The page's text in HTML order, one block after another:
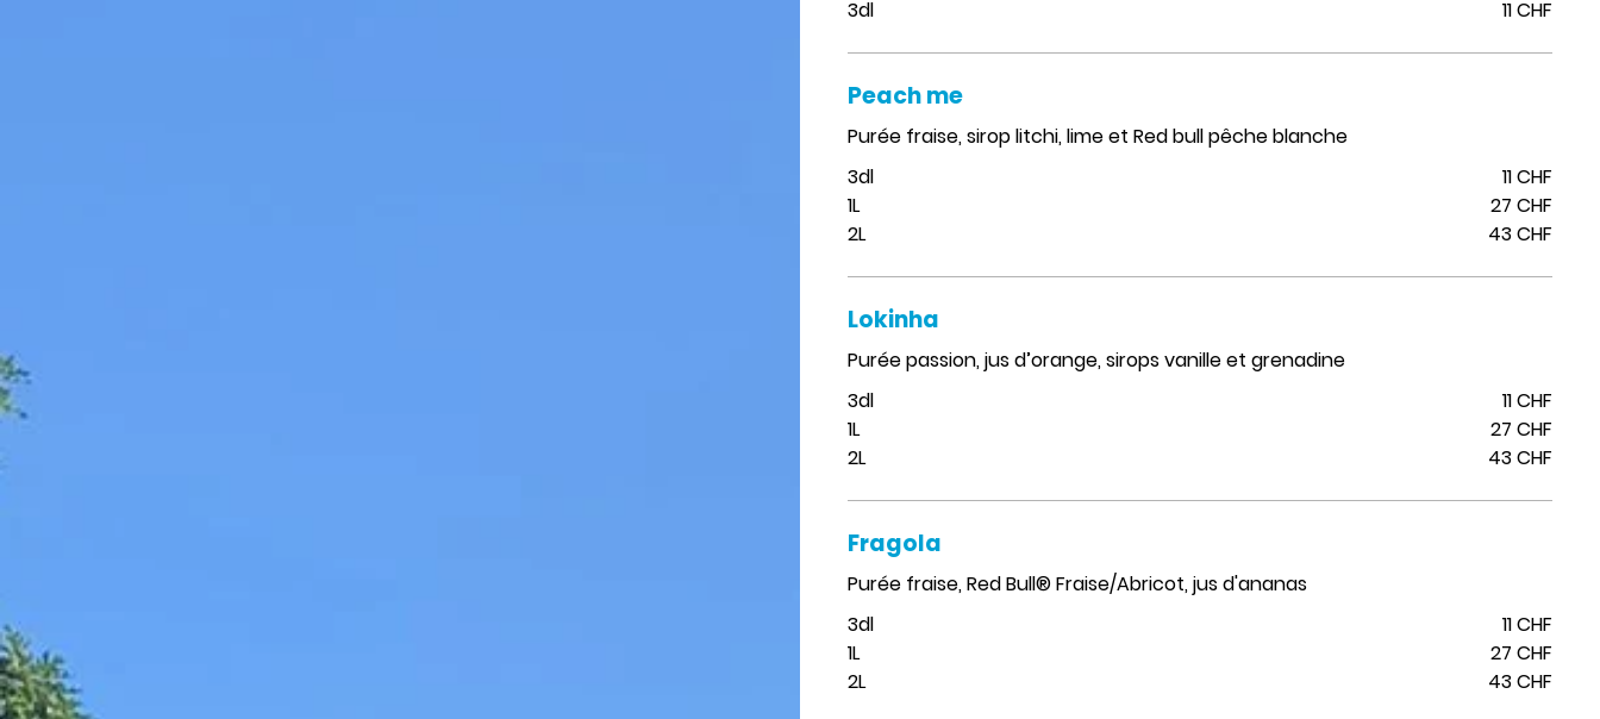
3dl
11 CHF
Peach me
Purée fraise, sirop litchi, lime et Red bull pêche blanche
3dl
11 CHF
1L
27 CHF
2L
43 CHF
Lokinha
Purée passion, jus d’orange, sirops vanille et grenadine
3dl
11 CHF
1L
27 CHF
2L
43 CHF
Fragola
Purée fraise, Red Bull® Fraise/Abricot, jus d'ananas
3dl
11 CHF
1L
27 CHF
2L
43 CHF